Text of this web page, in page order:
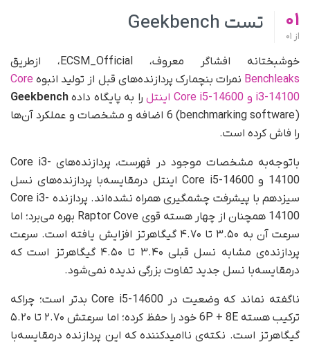
01
از
تست Geekbench
خوشبختانه افشاگر معروف، ECSM_Official، ازطریق
Benchleaks نمرات بنچمارک پردازنده‌های قبل از تولید انبوه Core
i3-14100 و Core i5-14600 اینتل
را به پایگاه داده Geekbench
6 (benchmarking software) اضافه و مشخصات و عملکرد آن‌ها
را فاش کرده است.
با‌توجه‌به مشخصات موجود در فهرست، پردازنده‌های Core i3-
14100 و Core i5-14600 اینتل در‌مقایسه‌با پردازنده‌های نسل
سیزدهم با پیشرفت چشمگیری همراه نشده‌اند. پردازنده Core i3-
14100 همچنان از چهار هسته قوی Raptor Cove بهره می‌برد؛ اما
سرعت آن‌ به ۳.۵۰ تا ۴.۷۰ گیگاهرتز افزایش یافته است. سرعت
پردازنده‌ی مشابه نسل قبلی ۳.۴۰ تا ۴.۵۰ گیگاهرتز است که
درمقایسه‌با نسل جدید تفاوت بزرگی ندیده نمی‌شود.
ناگفته نماند که وضعیت در Core i5-14600 بدتر است؛ چراکه
ترکیب هسته‌ 6P + 8E خود را حفظ کرده؛ اما سرعتش ۲.۷۰ تا ۵.۲۰
گیگاهرتز است. نکته‌ی ناامیدکننده که این پردازنده درمقایسه‌با